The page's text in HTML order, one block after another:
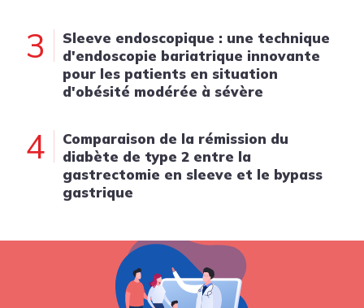
3
Sleeve endoscopique : une technique
d'endoscopie bariatrique innovante
pour les patients en situation
d'obésité modérée à sévère
4
Comparaison de la rémission du
diabète de type 2 entre la
gastrectomie en sleeve et le bypass
gastrique